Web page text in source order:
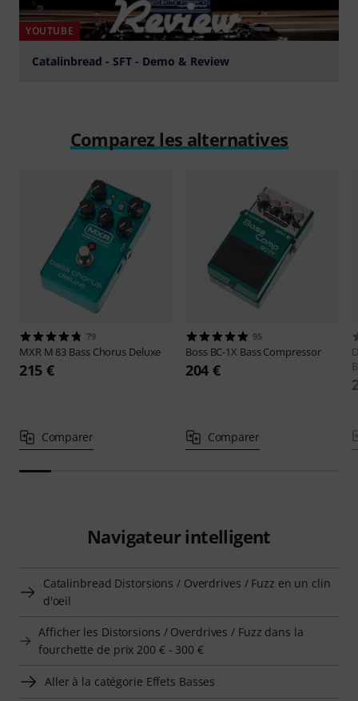
YOUTUBE
Catalinbread - SFT - Demo & Review
Comparez les alternatives
79
MXR M 83 Bass Chorus Deluxe
215 €
Comparer
95
Boss BC-1X Bass Compressor
204 €
Comparer
Navigateur intelligent
Catalinbread Distorsions / Overdrives / Fuzz en un clin
d'oeil
Afficher les Distorsions / Overdrives / Fuzz dans la
fourchette de prix 200 € - 300 €
Aller à la catégorie Effets Basses